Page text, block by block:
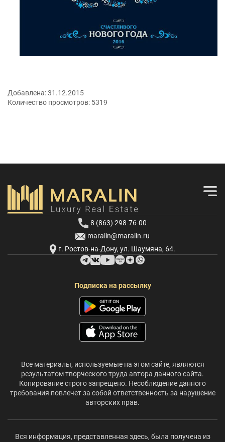
Добавлена:31.12.2015
Количество просмотров: 5319
8 (863) 298-76-00
maralin@maralin.ru
г. Ростов-на-Дону, ул. Шаумяна, 64.
Подписка на рассылку
Все материалы, используемые на этом сайте, являются
результатом творческого труда автора данного сайта.
Копирование строго запрещено. Несоблюдение данного
требования повлечет за собой ответственность за нарушение
авторских прав.
Вся информация, представленная здесь, была получена из